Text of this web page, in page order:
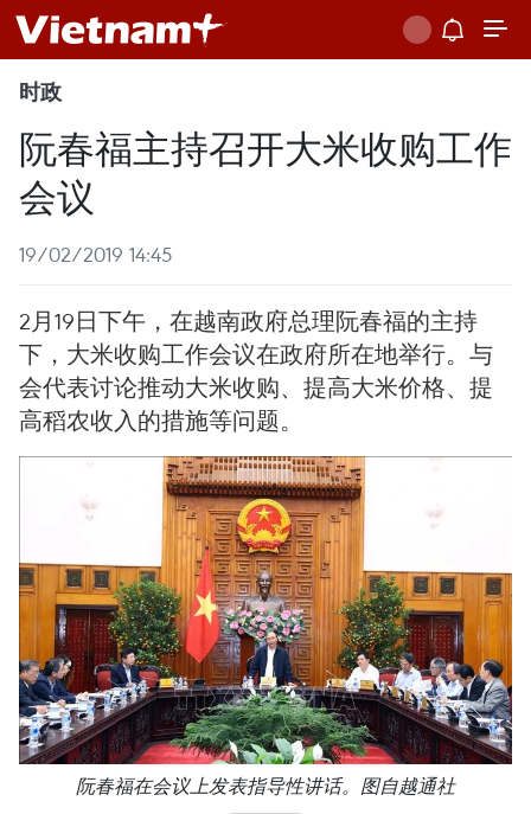
时政
阮春福主持召开大米收购工作
会议
19/02/2019 14:45
2月19日下午，在越南政府总理阮春福的主持
下，大米收购工作会议在政府所在地举行。与
会代表讨论推动大米收购、提高大米价格、提
高稻农收入的措施等问题。
阮春福在会议上发表指导性讲话。图自越通社